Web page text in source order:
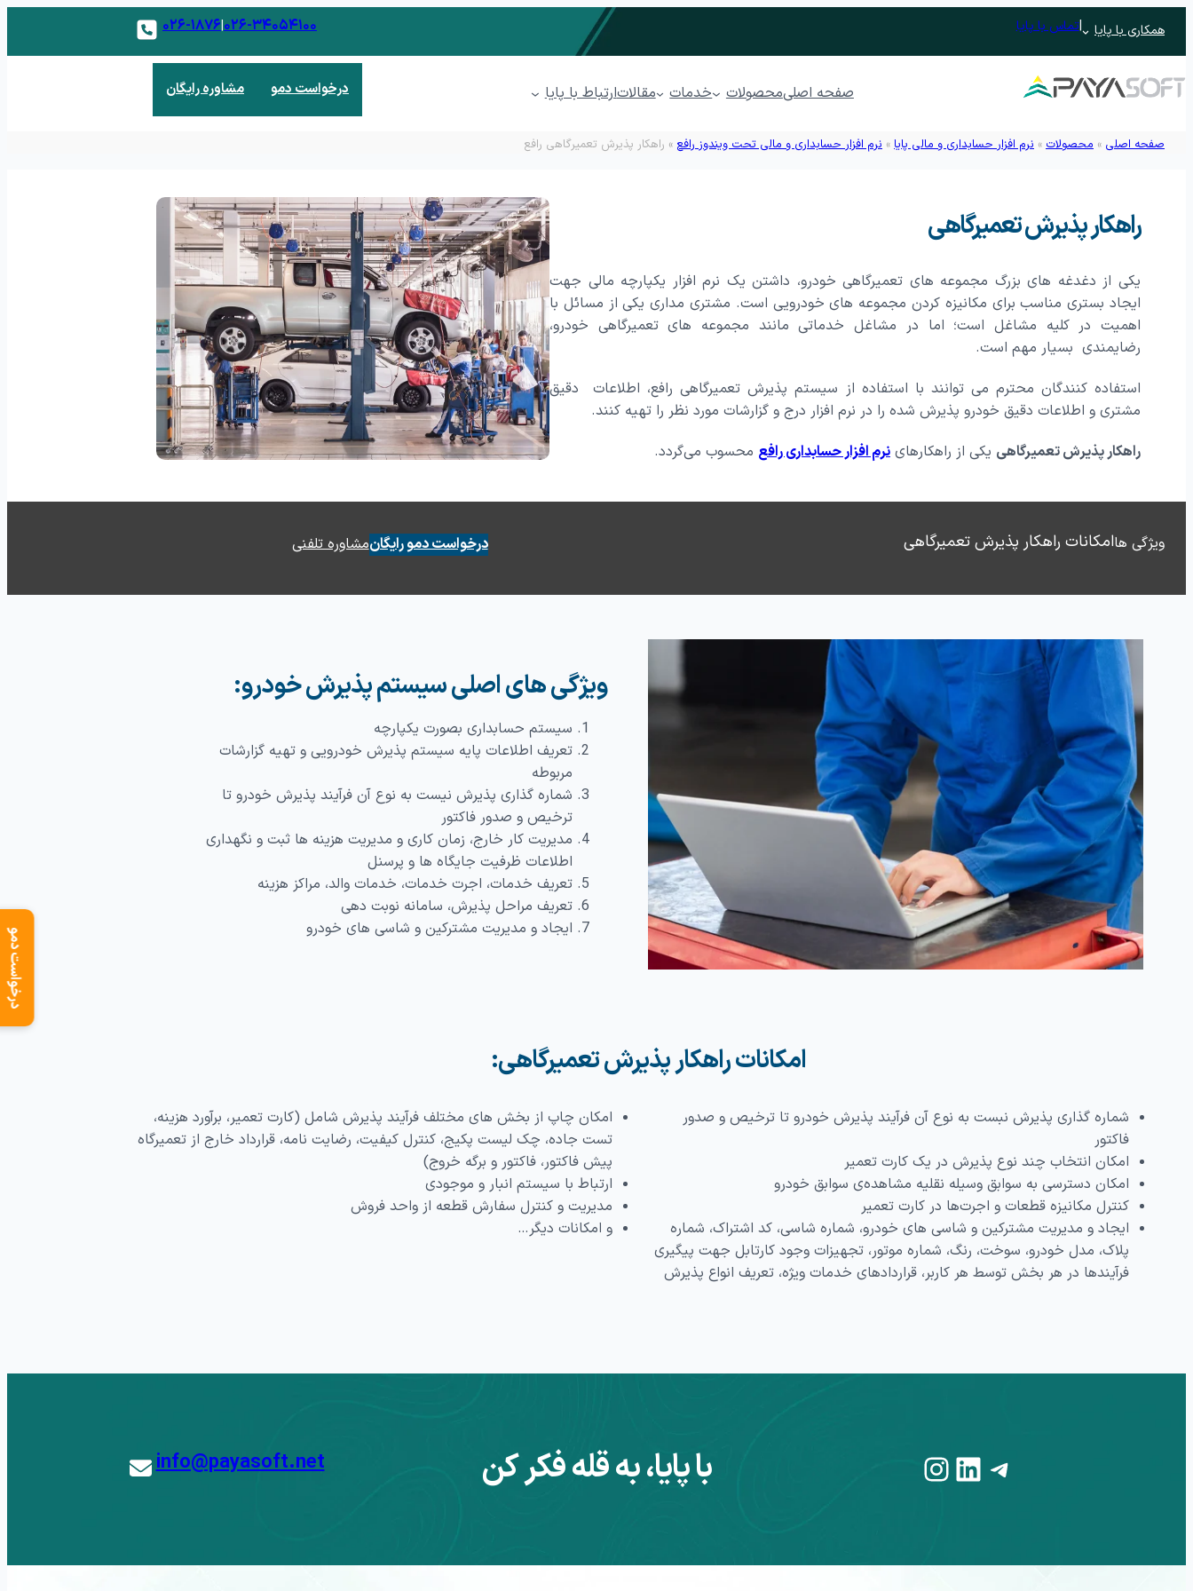
همکاری با پایا |تماس با پایا ۰۲۶-۳۴۰۵۴۱۰۰|۰۲۶-۱۸۷۶
صفحه اصلیمحصولات
نرم افزار حسابداری
نرم افزار حسابداری رافع اصناف
اتوماسیون اداری تحت وب پندار
مدیریت جلسات و وظایف
نرم افزار مکاتبات
نرم افزار آرشیو
سازوکار صنایع
نرم افزار خرید
نرم افزار فروش
مدیریت رستوران پذیرا
مدیریت پخش مویرگی پینار
مدیریت پوشاک پوشا
مدیریت ارتباط با مشتریان (CRM) پل
فرآیندهای بازاریابی
فرصت فروش
فرصت بازاریابی
ایجاد و مدیریت مشتریان بالقوه
ثبت گارانتی محصولات
فرم تماس
فرم گزارش کار
فرم نظرسنجی
خدمات مقالاتارتباط با پایا درخواست دمو مشاوره رایگان
صفحه اصلی » محصولات » نرم افزار حسابداری و مالی پایا » نرم افزار حسابداری و مالی تحت ویندوز رافع » راهکار پذیرش تعمیرگاهی رافع
راهکار پذیرش تعمیرگاهی
یکی از دغدغه های بزرگ مجموعه های تعمیرگاهی خودرو، داشتن یک نرم افزار یکپارچه مالی جهت
ایجاد بستری مناسب برای مکانیزه کردن مجموعه های خودرویی است. مشتری مداری یکی از مسائل با
اهمیت در کلیه مشاغل است؛ اما در مشاغل خدماتی مانند مجموعه های تعمیرگاهی خودرو،
رضایمندی بسیار مهم است.
استفاده کنندگان محترم می توانند با استفاده از سیستم پذیرش تعمیرگاهی رافع، اطلاعات دقیق
مشتری و اطلاعات دقیق خودرو پذیرش شده را در نرم افزار درج و گزارشات مورد نظر را تهیه کنند.
راهکار پذیرش تعمیرگاهی یکی از راهکارهای نرم افزار حسابداری رافع محسوب می‌گردد.
ویژگی هاامکانات راهکار پذیرش تعمیرگاهی درخواست دمو رایگانمشاوره تلفنی
ویژگی های اصلی سیستم پذیرش خودرو:
سیستم حسابداری بصورت یکپارچه
تعریف اطلاعات پایه سیستم پذیرش خودرویی و تهیه گزارشات
مربوطه
شماره گذاری پذیرش نیست به نوع آن فرآیند پذیرش خودرو تا
ترخیص و صدور فاکتور
مدیریت کار خارج، زمان کاری و مدیریت هزینه ها ثبت و نگهداری
اطلاعات ظرفیت جایگاه‌ ها و پرسنل
تعریف خدمات، اجرت خدمات، خدمات والد، مراکز هزینه
تعریف مراحل پذیرش، سامانه نوبت دهی
ایجاد و مدیریت مشترکین و شاسی های خودرو
امکانات راهکار پذیرش تعمیرگاهی:
شماره گذاری پذیرش نبست به نوع آن فرآیند پذیرش خودرو تا ترخیص و صدور
فاکتور
امکان انتخاب چند نوع پذیرش در یک کارت تعمیر
امکان دسترسی به سوابق وسیله نقلیه مشاهده‌ی سوابق خودرو
کنترل مکانیزه قطعات و اجرت‌ها در کارت تعمیر
ایجاد و مدیریت مشترکین و شاسی‌ های خودرو، شماره شاسی، کد اشتراک، شماره
پلاک، مدل خودرو، سوخت، رنگ، شماره موتور، تجهیزات وجود کارتابل جهت پیگیری
فرآیندها در هر بخش توسط هر کاربر، قراردادهای خدمات ویژه، تعریف انواع پذیرش
امکان چاپ از بخش‌ های مختلف فرآیند پذیرش شامل (کارت تعمیر، برآورد هزینه،
تست جاده، چک لیست پکیج، کنترل کیفیت، رضایت نامه، قرارداد خارج از تعمیرگاه
پیش فاکتور، فاکتور و برگه خروج)
ارتباط با سیستم انبار و موجودی
مدیریت و کنترل سفارش قطعه از واحد فروش
و امکانات دیگر…
Telegram
LinkedIn
Instagram با پایا، به قله فکر کن info@payasoft.net
درخواست دمو